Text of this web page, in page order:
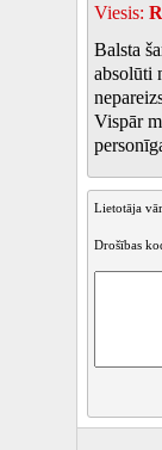
Viesis:
Balsta
absolūti
Vispār
Lietotāja
Drošības